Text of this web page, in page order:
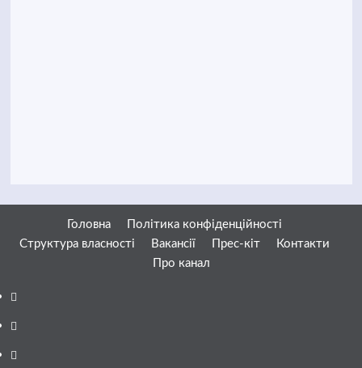
Головна
Політика конфіденційності
Структура власності
Вакансії Прес-кіт
Контакти
Про канал
Facebook
YouTube
Telegram